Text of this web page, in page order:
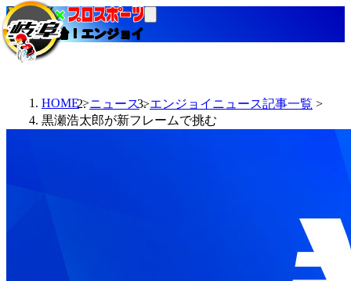
当たる競輪！エンジョイ
HOME ニュース
エンジョイニュース記事一覧
黒瀬浩太郎が新フレームで挑む